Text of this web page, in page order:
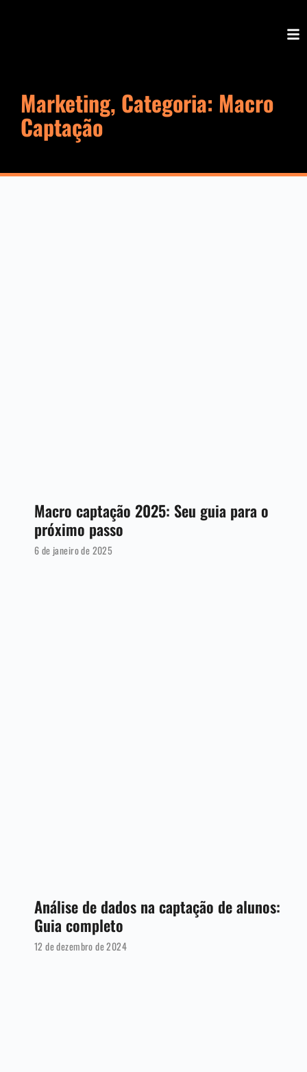
Marketing, Categoria: Macro
Captação
Macro captação 2025: Seu guia para o
próximo passo
6 de janeiro de 2025
Análise de dados na captação de alunos:
Guia completo
12 de dezembro de 2024